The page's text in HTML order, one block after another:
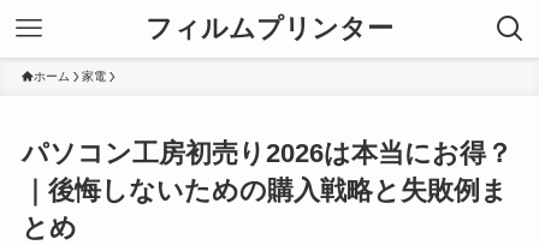
フィルムプリンター
ホーム 家電
パソコン工房初売り2026は本当にお得？
｜後悔しないための購入戦略と失敗例ま
とめ